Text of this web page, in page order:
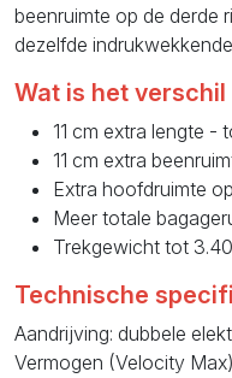
beenruimte op de derde
dezelfde
Wat is het verschil
11 cm extra lengte -
11 cm extra
Extra hoofdruimte
Meer totale
Trekgewicht tot
Technische
Aandrijving: dubbele
Vermogen (Velocity